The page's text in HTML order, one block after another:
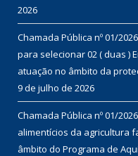
2026
Chamada Pública nº 01/
para selecionar 02 ( duas )
atuação no âmbito da
9 de julho de 2026
Chamada Pública nº 01/
alimentícios da agricultura
âmbito do Programa de